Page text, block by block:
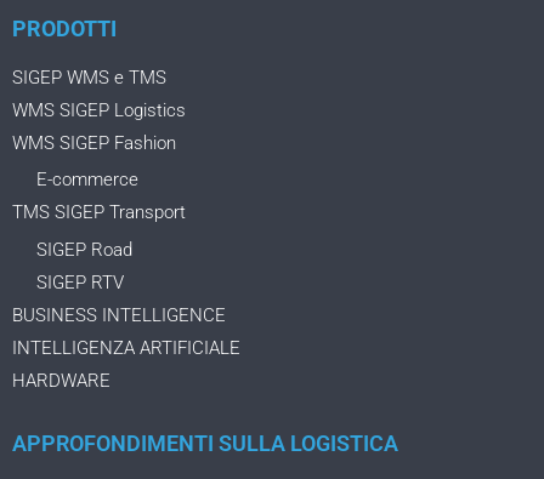
PRODOTTI
SIGEP WMS e TMS
WMS SIGEP Logistics
WMS SIGEP Fashion
E-commerce
TMS SIGEP Transport
SIGEP Road
SIGEP RTV
BUSINESS INTELLIGENCE
INTELLIGENZA ARTIFICIALE
HARDWARE
APPROFONDIMENTI SULLA LOGISTICA